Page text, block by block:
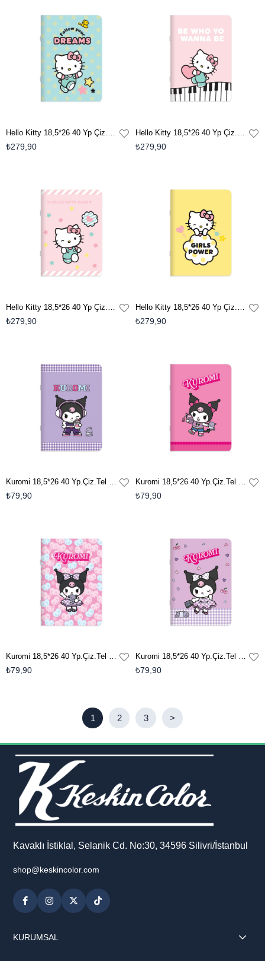
Hello Kitty 18,5*26 40 Yp Çiz. Stickerli Tel Dikişli Defter - Yeşil
₺279,90
Hello Kitty 18,5*26 40 Yp Çiz. Stickerli Tel Dikişli Defter - Karışık Renkler
₺279,90
Hello Kitty 18,5*26 40 Yp Çiz. Stickerli Tel Dikişli Defter - Pembe
₺279,90
Hello Kitty 18,5*26 40 Yp Çiz. Stickerli Tel Dikişli Defter - Sarı
₺279,90
Kuromi 18,5*26 40 Yp.Çiz.Tel Dikişli Defter - Lavanta
₺79,90
Kuromi 18,5*26 40 Yp.Çiz.Tel Dikişli Defter - Fuşya
₺79,90
Kuromi 18,5*26 40 Yp.Çiz.Tel Dikişli Defter - Pembe
₺79,90
Kuromi 18,5*26 40 Yp.Çiz.Tel Dikişli Defter - Mor
₺79,90
1 2 3 >
Kavaklı İstiklal, Selanik Cd. No:30, 34596 Silivri/İstanbul
shop@keskincolor.com
KURUMSAL